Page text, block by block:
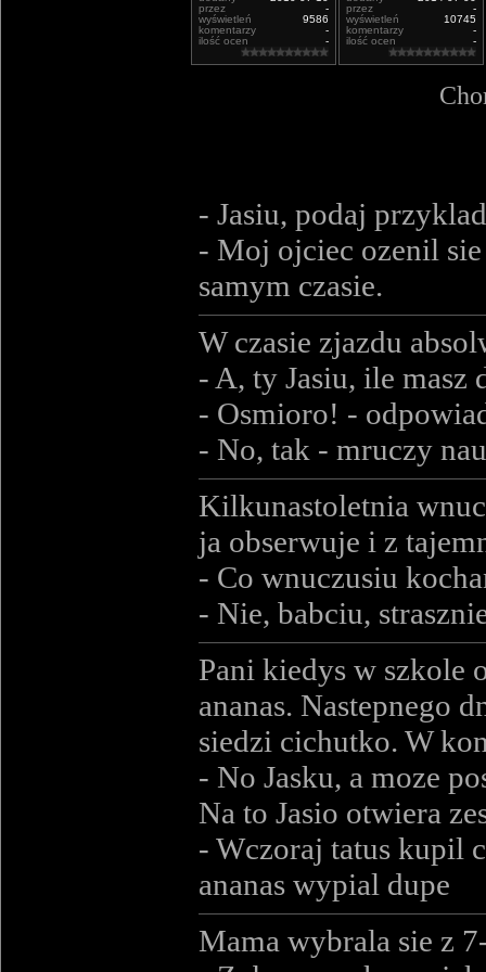
przez
-
wyświetleń
9586
komentarzy
-
ilość ocen
-
przez
-
wyświetleń
10745
komentarzy
-
ilość ocen
-
- Jasiu, podaj
- Moj ojciec ozenil
samym czasie.
W czasie zjazdu
- A, ty Jasiu, ile masz
- Osmioro! -
- No, tak - mruczy
Kilkunastoletnia
ja obserwuje i z
- Co wnuczusiu
- Nie, babciu,
Pani kiedys w szkole
ananas. Nastepnego
siedzi cichutko. W
- No Jasku, a moze
Na to Jasio otwiera
- Wczoraj tatus kupil
ananas wypial dupe
Mama wybrala sie z